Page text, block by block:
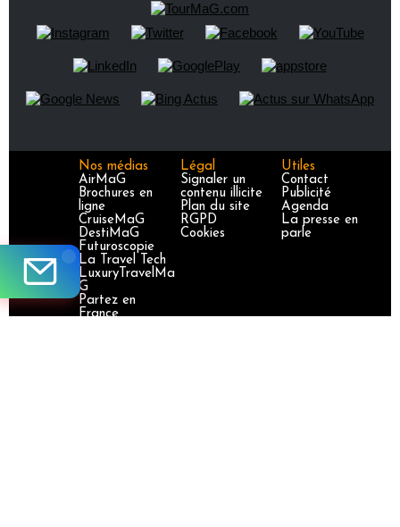
Nos médias
AirMaG
Brochures en
ligne
CruiseMaG
DestiMaG
Futuroscopie
La Travel Tech
LuxuryTravelMa
G
Partez en
France
Légal
Signaler un
contenu illicite
Plan du site
RGPD
Cookies
Utiles
Contact
Publicité
Agenda
La presse en
parle